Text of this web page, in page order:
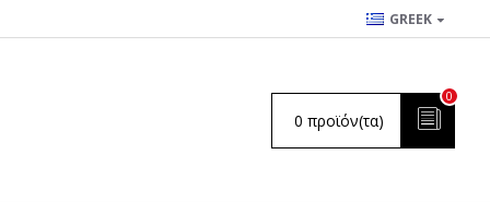
GREEK
0 προϊόν(τα)
0